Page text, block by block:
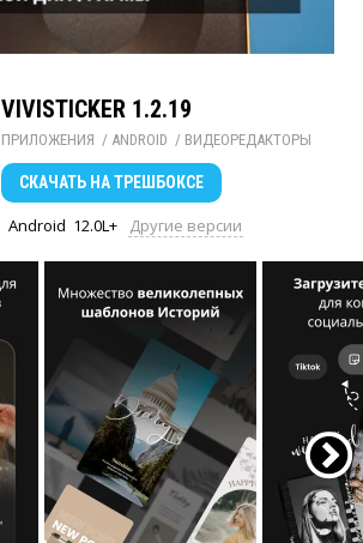
VIVISTICKER 1.2.19
ПРИЛОЖЕНИЯ / ANDROID / ВИДЕОРЕДАКТОРЫ
СКАЧАТЬ НА ТРЕШБОКСЕ
Android 12.0L+ Другие версии